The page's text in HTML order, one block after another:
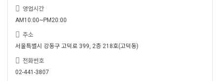
영업시간
AM10:00~PM20:00
주소
서울특별시 강동구 고덕로 399, 2층 218호(고덕동)
전화번호
02-441-3807